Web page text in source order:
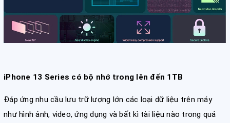
iPhone 13 Series có bộ nhớ trong lên đến 1TB
Đáp ứng nhu cầu lưu trữ lượng lớn các loại dữ liệu trên máy
như hình ảnh, video, ứng dụng và bất kì tài liệu nào trong quá